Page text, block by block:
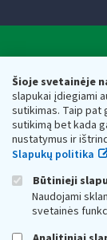
Šioje svetainėje
slapukai įdiegiami
sutikimas. Taip pat
sutikimą bet kada
nustatymus ir
Slapukų politika
Būtinieji
Naudojami
svetainės
Biudžetinė
adresas: Vasario
vmi@vmi.lt, E.
Duomenys apie
Respublikos